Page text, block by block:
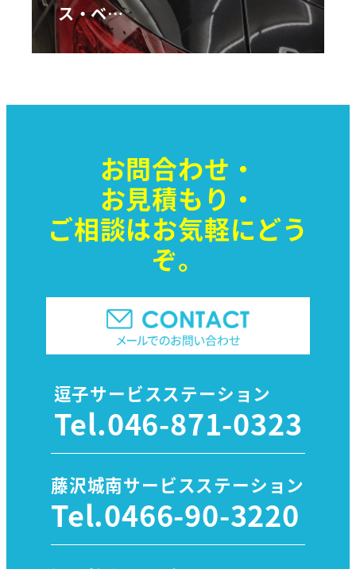
ス・ベ…
お問合わせ・
お見積もり・
ご相談はお気軽にどう
ぞ。
逗子サービスステーション
Tel.046-871-0323
藤沢城南サービスステーション
Tel.0466-90-3220